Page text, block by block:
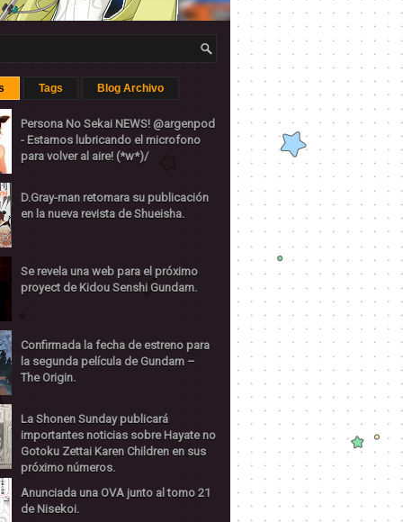
Tags Blog Archivo
Persona No Sekai NEWS! @argenpod
- Estamos lubricando el microfono
para volver al aire! (*w*)/
D.Gray-man retomara su publicación
en la nueva revista de Shueisha.
Se revela una web para el próximo
proyect de Kidou Senshi Gundam.
Confirmada la fecha de estreno para
la segunda película de Gundam –
The Origin.
La Shonen Sunday publicará
importantes noticias sobre Hayate no
Gotoku Zettai Karen Children en sus
próximo números.
Anunciada una OVA junto al tomo 21
de Nisekoi.